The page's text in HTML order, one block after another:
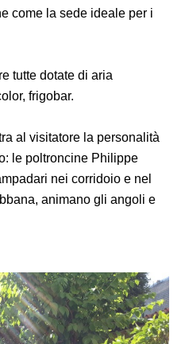
come la sede ideale per i
tutte dotate di aria
frigobar.
al visitatore la personalità
le poltroncine Philippe
nei corridoio e nel
animano gli angoli e